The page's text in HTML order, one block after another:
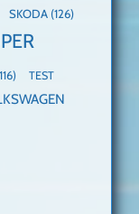
SKODA (126)
TEST